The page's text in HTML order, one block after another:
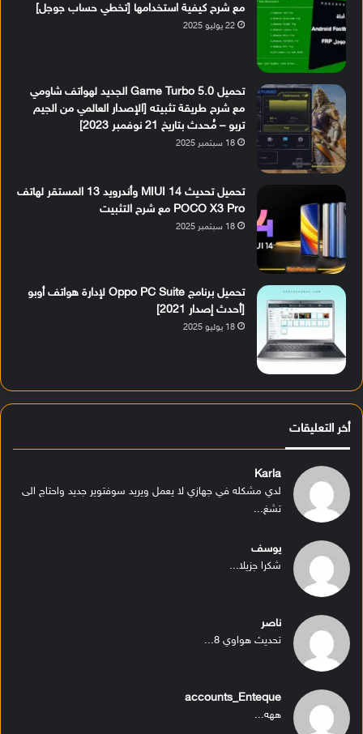
مع شرح كيفية استخدامها [تخطي حساب جوجل]
22 يوليو 2025
تحميل Game Turbo 5.0 الجديد لهواتف شاومي
مع شرح طريقة تثبيته [الإصدار العالمي من الجيم
تربو – مُحدث بتاريخ 21 نوفمبر 2023]
18 سبتمبر 2025
تحميل تحديث MIUI 14 وأندرويد 13 المستقر لهاتف
POCO X3 Pro مع شرح التثبيت
18 سبتمبر 2025
تحميل برنامج Oppo PC Suite لإدارة هواتف أوبو
[أحدث إصدار 2021]
18 يوليو 2025
أخر التعليقات
Karla
لدي مشكله في جهازي لا يعمل ويريد سوفتوير جديد واحتاج الى
تشغ...
يوسف
شكرا جزيلا...
ناصر
تحديث هواوي 8...
accounts_Enteque
ههه...